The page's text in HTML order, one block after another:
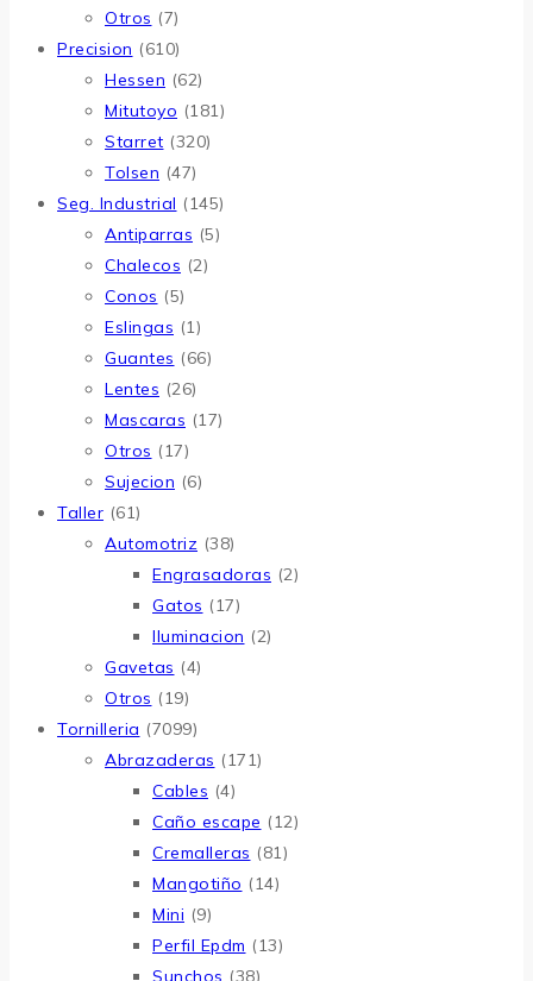
Otros (7)
Precision (610)
Hessen (62)
Mitutoyo (181)
Starret (320)
Tolsen (47)
Seg. Industrial (145)
Antiparras (5)
Chalecos (2)
Conos (5)
Eslingas (1)
Guantes (66)
Lentes (26)
Mascaras (17)
Otros (17)
Sujecion (6)
Taller (61)
Automotriz (38)
Engrasadoras (2)
Gatos (17)
Iluminacion (2)
Gavetas (4)
Otros (19)
Tornilleria (7099)
Abrazaderas (171)
Cables (4)
Caño escape (12)
Cremalleras (81)
Mangotiño (14)
Mini (9)
Perfil Epdm (13)
Sunchos (38)